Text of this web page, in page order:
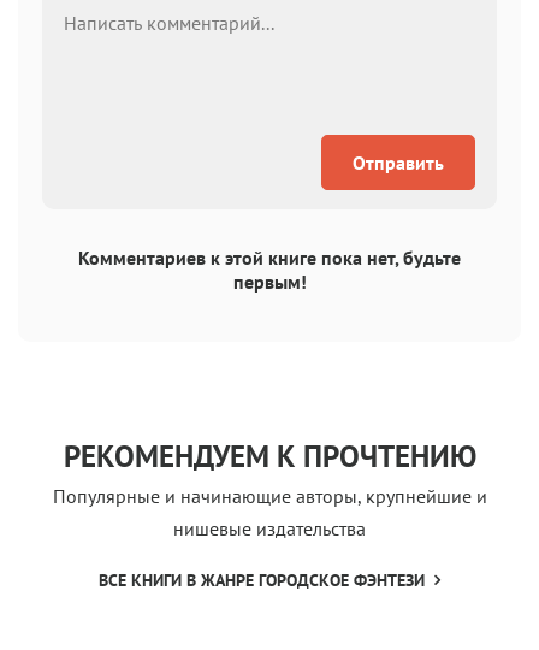
Отправить
Комментариев к этой книге пока нет, будьте
первым!
РЕКОМЕНДУЕМ К ПРОЧТЕНИЮ
Популярные и начинающие авторы, крупнейшие и
нишевые издательства
ВСЕ КНИГИ В ЖАНРЕ ГОРОДСКОЕ ФЭНТЕЗИ